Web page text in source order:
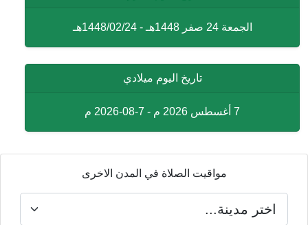
الجمعة 24 صفر 1448هـ - 1448/02/24هـ
تاريخ اليوم ميلادي
7 أغسطس 2026 م - 7-08-2026 م
مواقيت الصلاة في المدن الاخرى